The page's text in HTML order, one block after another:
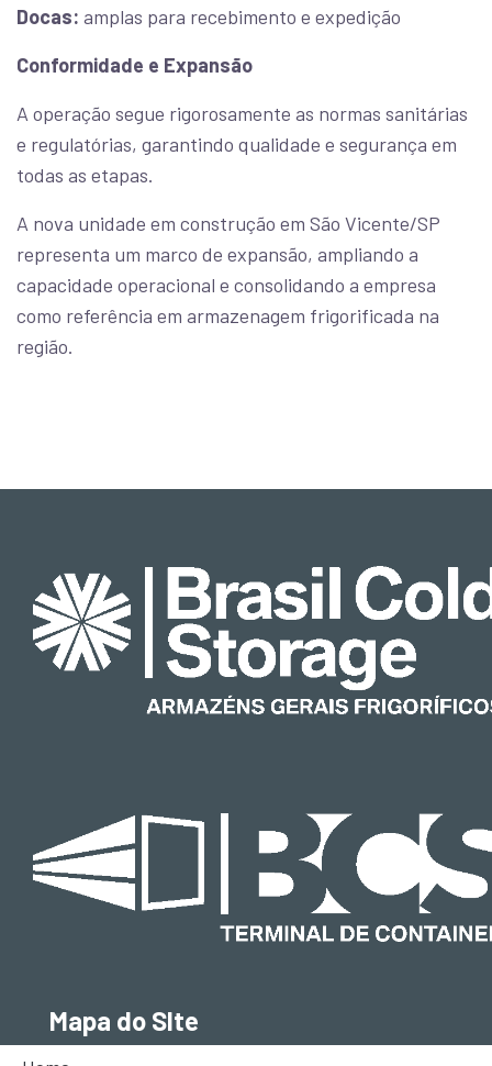
Docas: amplas para recebimento e expedição
Conformidade e Expansão
A operação segue rigorosamente as normas sanitárias
e regulatórias, garantindo qualidade e segurança em
todas as etapas.
A nova unidade em construção em São Vicente/SP
representa um marco de expansão, ampliando a
capacidade operacional e consolidando a empresa
como referência em armazenagem frigorificada na
região.
Mapa do SIte